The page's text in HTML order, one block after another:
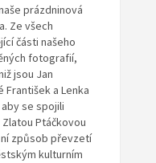
prázdninová
Ze všech
části našeho
fotografií,
jsou Jan
František a Lenka
se spojili
Ptáčkovou
ní způsob převzetí
kulturním